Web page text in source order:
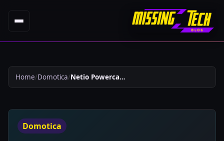
Home Domotica Netio Powercable Rest 101x Non Chiamatela Smart Plug 589
Domotica